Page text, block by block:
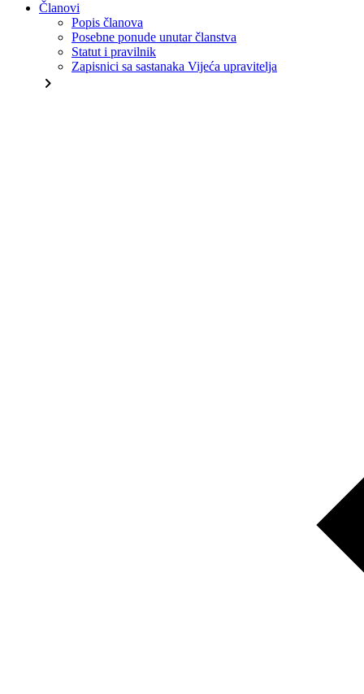
Članovi
Popis članova
Posebne ponude unutar članstva
Statut i pravilnik
Zapisnici sa sastanaka Vijeća upravitelja
chevron_right